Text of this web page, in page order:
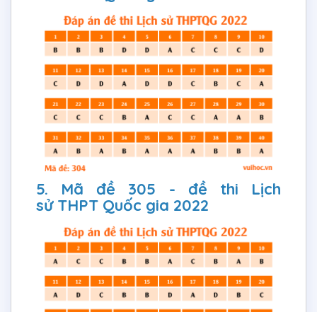
5. Mã đề 305 - đề thi Lịch
sử THPT Quốc gia 2022